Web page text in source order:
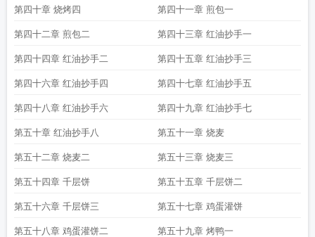
第四十章 烧烤四 第四十一章 煎包一
第四十二章 煎包二 第四十三章 红油抄手一
第四十四章 红油抄手二 第四十五章 红油抄手三
第四十六章 红油抄手四 第四十七章 红油抄手五
第四十八章 红油抄手六 第四十九章 红油抄手七
第五十章 红油抄手八 第五十一章 烧麦
第五十二章 烧麦二 第五十三章 烧麦三
第五十四章 千层饼 第五十五章 千层饼二
第五十六章 千层饼三 第五十七章 鸡蛋灌饼
第五十八章 鸡蛋灌饼二 第五十九章 烤鸭一